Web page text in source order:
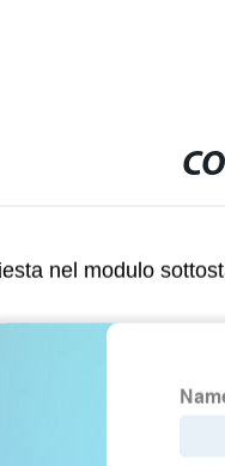
nel modulo